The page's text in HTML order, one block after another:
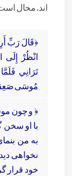
اند. محال
﴿قَالَ رَبِّ
انْظُرْ إِلَى
تَرَانِي
مُوسَى
﴿ و چون
با او سخن
به من
نخواهى
خود قرار